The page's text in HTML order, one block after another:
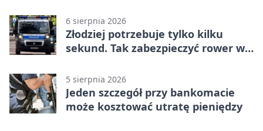
6 sierpnia 2026
Złodziej potrzebuje tylko kilku
sekund. Tak zabezpieczyć rower w
5 sierpnia 2026
Jeden szczegół przy bankomacie
może kosztować utratę pieniędzy